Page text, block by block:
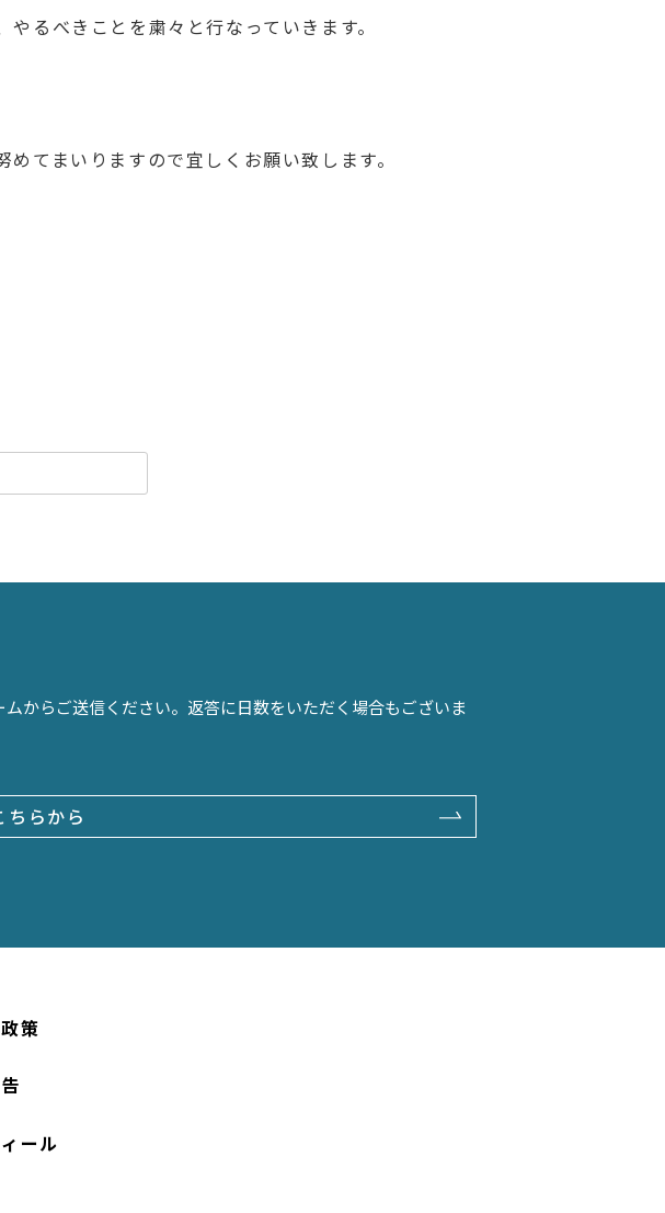
るべきことを粛々と行なっていきます。
てまいりますので宜しくお願い致します。
からご送信ください。返答に日数をいただく場合もございま
ちらから
策
ール